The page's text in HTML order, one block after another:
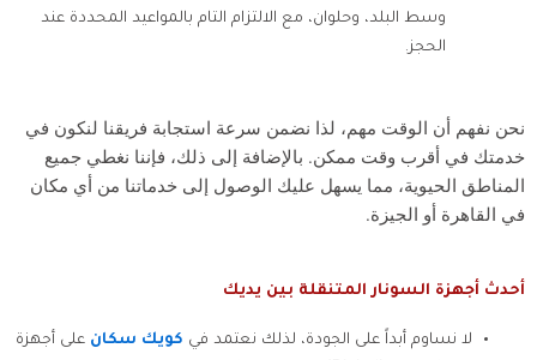
وسط البلد، وحلوان، مع الالتزام التام بالمواعيد المحددة عند
الحجز.
نحن نفهم أن الوقت مهم، لذا نضمن سرعة استجابة فريقنا لنكون في
خدمتك في أقرب وقت ممكن. بالإضافة إلى ذلك، فإننا نغطي جميع
المناطق الحيوية، مما يسهل عليك الوصول إلى خدماتنا من أي مكان
في القاهرة أو الجيزة.
أحدث أجهزة السونار المتنقلة بين يديك
لا نساوم أبداً على الجودة، لذلك نعتمد في كويك سكان على أجهزة